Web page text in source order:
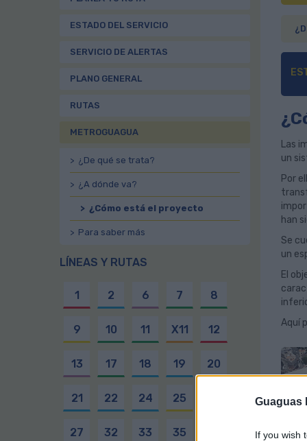
Guaguas
If you wish
ESTADO DEL SERVICIO
SERVICIO DE ALERTAS
PLANO GENERAL
RUTAS
METROGUAGUA
> ¿De qué se trata?
> ¿A dónde va?
> ¿Cómo está el proyecto
> Para saber más
LÍNEAS Y RUTAS
1 2 6 7 8
9 10 11 X11 12
13 17 18 19 20
21 22 24 25
27 32 33 35
Las
un
Por
han
Se
un
El
Aquí